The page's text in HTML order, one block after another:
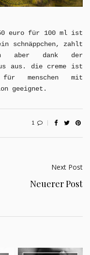
euro für 100 ml ist
schnäppchen, zahlt
aber dank der
aus. die creme ist
für menschen mit
geeignet.
1
Next Post
Neuerer Post